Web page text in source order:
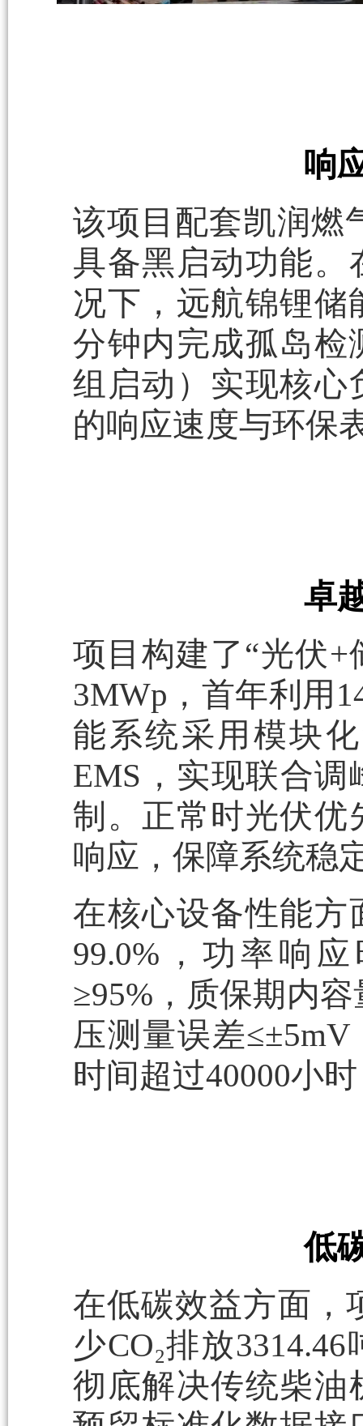
响
该项目配套凯润燃
具备黑启动功能。
况下，远航锦锂储
分钟内完成孤岛检
组启动）实现核心
的响应速度与环保
卓
项目构建了“光伏
3MWp，首年利用
能系统采用模块
EMS，实现联合
制。正常时光伏优
响应，保障系统稳
在核心设备性能方
99.0%，功率响
≥95%，质保期内
压测量误差
时间超过40000小
低
在低碳效益方面，
少CO₂排放
彻底解决传统柴油